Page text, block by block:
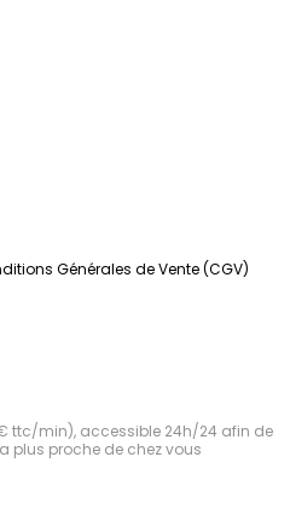
Générales de Vente (CGV)
ttc/min), accessible 24h/24 afin de
plus proche de chez vous